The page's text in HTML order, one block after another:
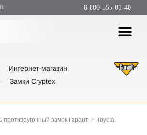
8-800-555-01-40
Интернет-магазин
Замки Cryptex
противоугонный замок Гарант > Toyota